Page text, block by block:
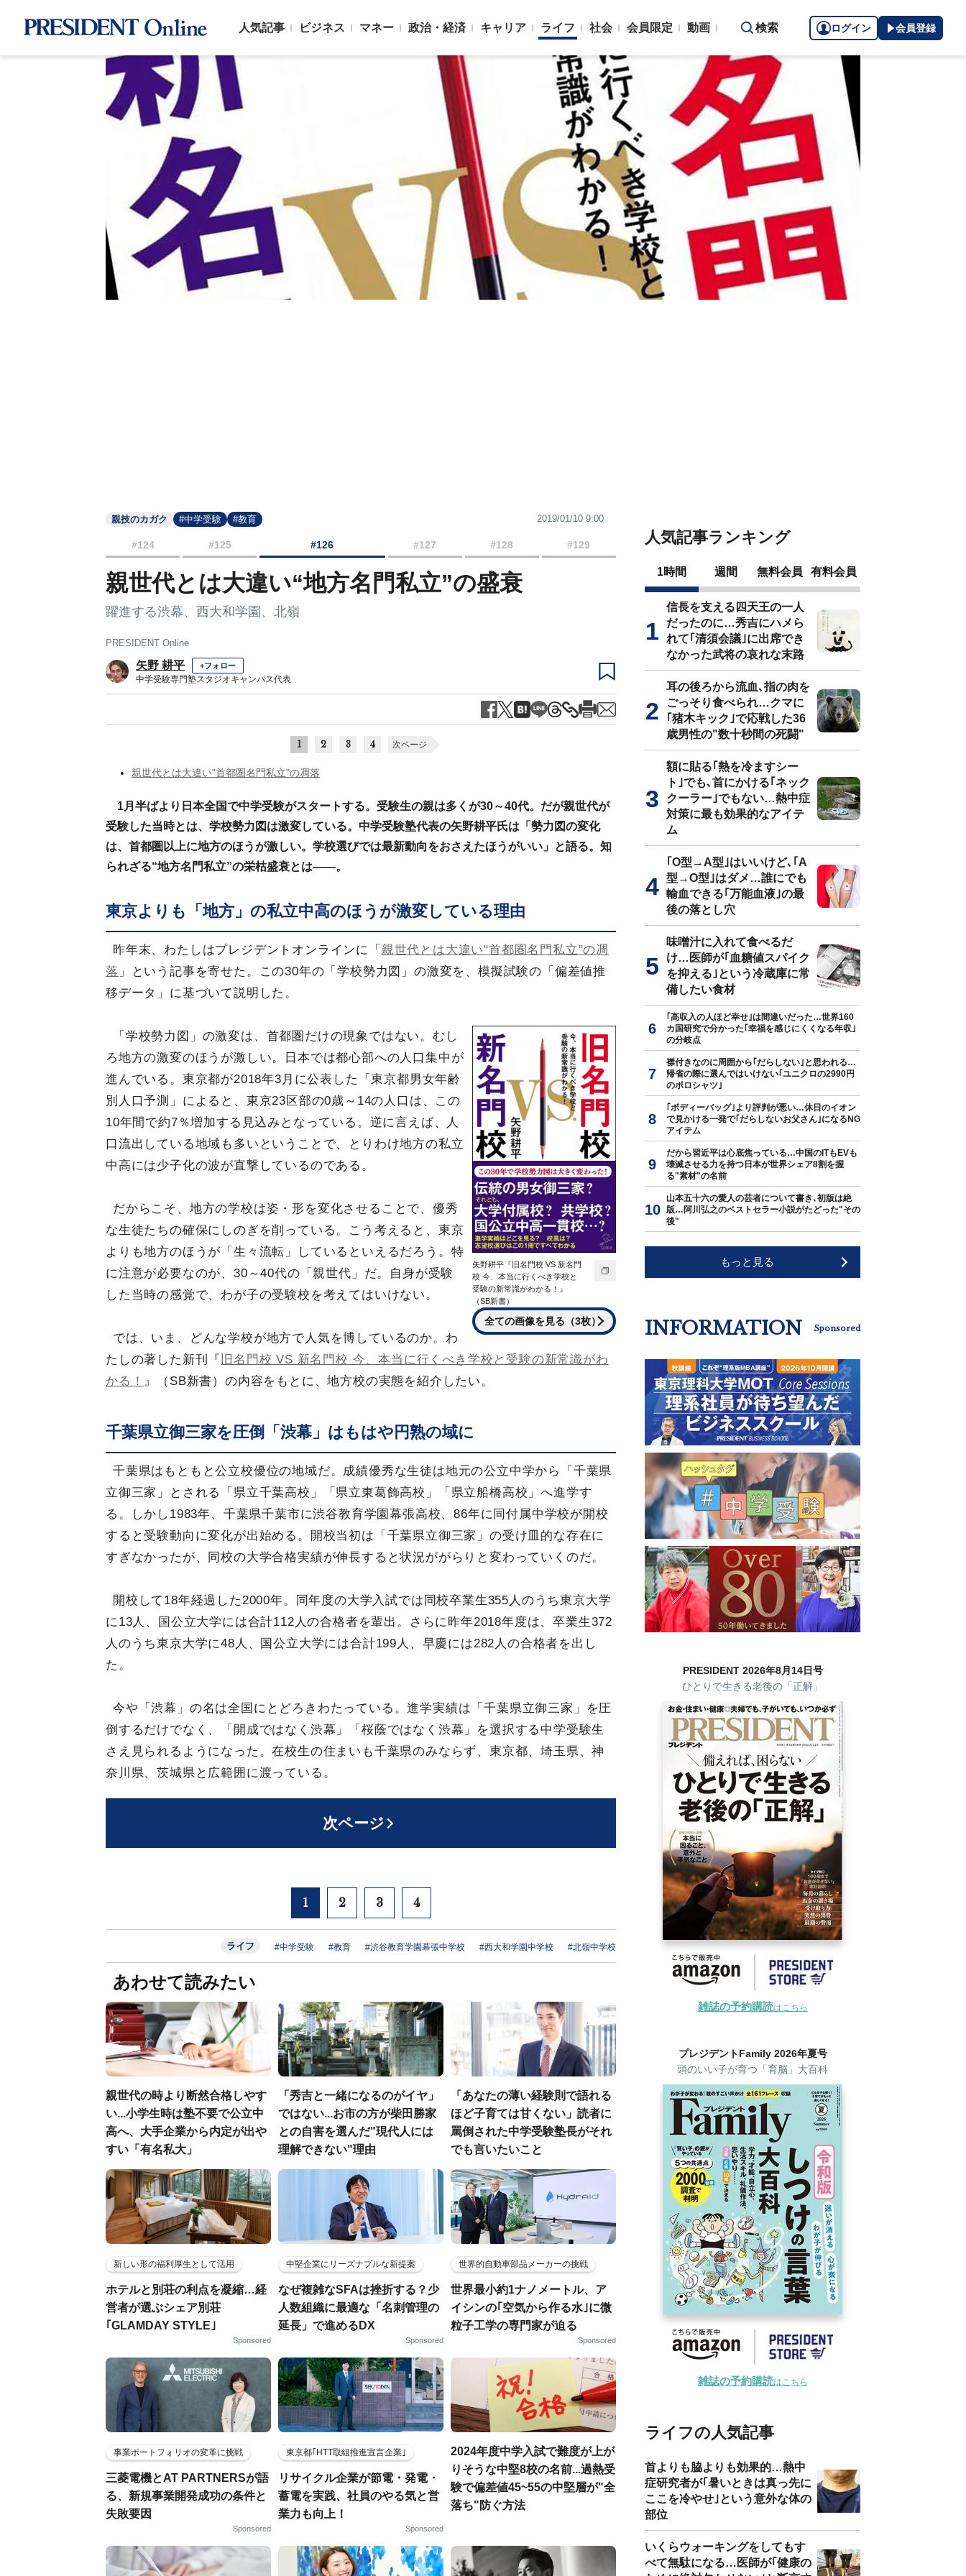
人気記事 ビジネス マネー 政治・経済 キャリア ライフ 社会 会員限定 動画 検索 ログイン 会員登録
親技のカガク #中学受験 #教育 2019/01/10 9:00
#124 #125 #126 #127 #128 #129
親世代とは大違い“地方名門私立”の盛衰
躍進する渋幕、西大和学園、北嶺
PRESIDENT Online
矢野 耕平 +フォロー
中学受験専門塾スタジオキャンパス代表
1 2 3 4 次ページ
親世代とは大違い"首都圏名門私立"の凋落
1月半ばより日本全国で中学受験がスタートする。受験生の親は多くが30～40代。だが親世代が
受験した当時とは、学校勢力図は激変している。中学受験塾代表の矢野耕平氏は「勢力図の変化
は、首都圏以上に地方のほうが激しい。学校選びでは最新動向をおさえたほうがいい」と語る。知
られざる“地方名門私立”の栄枯盛衰とは――。
東京よりも「地方」の私立中高のほうが激変している理由
昨年末、わたしはプレジデントオンラインに「 親世代とは大違い"首都圏名門私立"の凋
落 」という記事を寄せた。この30年の「学校勢力図」の激変を、模擬試験の「偏差値推
移データ」に基づいて説明した。
矢野耕平『旧名門校 VS 新名門
校 今、本当に行くべき学校と
受験の新常識がわかる！』
（SB新書）
全ての画像を見る（3枚）
「学校勢力図」の激変は、首都圏だけの現象ではない。むし
ろ地方の激変のほうが激しい。日本では都心部への人口集中が
進んでいる。東京都が2018年3月に公表した「東京都男女年齢
別人口予測」によると、東京23区部の0歳～14の人口は、この
10年間で約7％増加する見込みとなっている。逆に言えば、人
口流出している地域も多いということで、とりわけ地方の私立
中高には少子化の波が直撃しているのである。
だからこそ、地方の学校は姿・形を変化させることで、優秀
な生徒たちの確保にしのぎを削っている。こう考えると、東京
よりも地方のほうが「生々流転」しているといえるだろう。特
に注意が必要なのが、30～40代の「親世代」だ。自身が受験
した当時の感覚で、わが子の受験校を考えてはいけない。
では、いま、どんな学校が地方で人気を博しているのか。わ
たしの著した新刊『 旧名門校 VS 新名門校 今、本当に行くべき学校と受験の新常識がわ
かる！ 』（SB新書）の内容をもとに、地方校の実態を紹介したい。
千葉県立御三家を圧倒「渋幕」はもはや円熟の域に
千葉県はもともと公立校優位の地域だ。成績優秀な生徒は地元の公立中学から「千葉県
立御三家」とされる「県立千葉高校」「県立東葛飾高校」「県立船橋高校」へ進学す
る。しかし1983年、千葉県千葉市に渋谷教育学園幕張高校、86年に同付属中学校が開校
すると受験動向に変化が出始める。開校当初は「千葉県立御三家」の受け皿的な存在に
すぎなかったが、同校の大学合格実績が伸長すると状況ががらりと変わっていくのだ。
開校して18年経過した2000年。同年度の大学入試では同校卒業生355人のうち東京大学
に13人、国公立大学には合計112人の合格者を輩出。さらに昨年2018年度は、卒業生372
人のうち東京大学に48人、国公立大学には合計199人、早慶には282人の合格者を出し
た。
今や「渋幕」の名は全国にとどろきわたっている。進学実績は「千葉県立御三家」を圧
倒するだけでなく、「開成ではなく渋幕」「桜蔭ではなく渋幕」を選択する中学受験生
さえ見られるようになった。在校生の住まいも千葉県のみならず、東京都、埼玉県、神
奈川県、茨城県と広範囲に渡っている。
次ページ
1 2 3 4
ライフ #中学受験 #教育 #渋谷教育学園幕張中学校 #西大和学園中学校 #北嶺中学校
あわせて読みたい
親世代の時より断然合格しやす
い...小学生時は塾不要で公立中
高へ、大手企業から内定が出や
すい「有名私大」
「秀吉と一緒になるのがイヤ」
ではない...お市の方が柴田勝家
との自害を選んだ"現代人には
理解できない"理由
「あなたの薄い経験則で語れる
ほど子育ては甘くない」読者に
罵倒された中学受験塾長がそれ
でも言いたいこと
新しい形の福利厚生として活用
ホテルと別荘の利点を凝縮…経
営者が選ぶシェア別荘
｢GLAMDAY STYLE｣
Sponsored
中堅企業にリーズナブルな新提案
なぜ複雑なSFAは挫折する？少
人数組織に最適な「名刺管理の
延長」で進めるDX
Sponsored
世界的自動車部品メーカーの挑戦
世界最小約1ナノメートル、ア
イシンの｢空気から作る水｣に微
粒子工学の専門家が迫る
Sponsored
事業ポートフォリオの変革に挑戦
三菱電機とAT PARTNERSが語
る、新規事業開発成功の条件と
失敗要因
Sponsored
東京都｢HTT取組推進宣言企業｣
リサイクル企業が節電・発電・
蓄電を実践、社員のやる気と営
業力も向上！
Sponsored
2024年度中学入試で難度が上が
りそうな中堅8校の名前...過熱受
験で偏差値45~55の中堅層が"全
落ち"防ぐ方法
人気記事ランキング
1時間 週間 無料会員 有料会員
信長を支える四天王の一人
だったのに…秀吉にハメら
れて｢清須会議｣に出席でき
なかった武将の哀れな末路
耳の後ろから流血､指の肉を
ごっそり食べられ…クマに
｢猪木キック｣で応戦した36
歳男性の"数十秒間の死闘"
額に貼る｢熱を冷ますシー
ト｣でも､首にかける｢ネック
クーラー｣でもない…熱中症
対策に最も効果的なアイテ
ム
｢O型→A型｣はいいけど､｢A
型→O型｣はダメ…誰にでも
輸血できる｢万能血液｣の最
後の落とし穴
味噌汁に入れて食べるだ
け…医師が｢血糖値スパイク
を抑える｣という冷蔵庫に常
備したい食材
｢高収入の人ほど幸せ｣は間違いだった…世界160
カ国研究で分かった｢幸福を感じにくくなる年収｣
の分岐点
襟付きなのに周囲から｢だらしない｣と思われる…
帰省の際に選んではいけない｢ユニクロの2990円
のポロシャツ｣
｢ボディーバッグ｣より評判が悪い…休日のイオン
で見かける一発で｢だらしないお父さん｣になるNG
アイテム
だから習近平は心底焦っている…中国のITもEVも
壊滅させる力を持つ日本が世界シェア8割を握
る"素材"の名前
山本五十六の愛人の芸者について書き､初版は絶
版…阿川弘之のベストセラー小説がたどった"その
後"
もっと見る
INFORMATION Sponsored
PRESIDENT 2026年8月14日号
ひとりで生きる老後の「正解」
雑誌の予約購読はこちら
プレジデントFamily 2026年夏号
頭のいい子が育つ「育脳」大百科
雑誌の予約購読はこちら
ライフの人気記事
首よりも脇よりも効果的…熱中
症研究者が｢暑いときは真っ先に
ここを冷やせ｣という意外な体の
部位
いくらウォーキングをしてもす
べて無駄になる…医師が｢健康の